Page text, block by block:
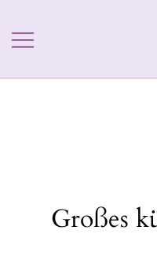
Inhalt
springen
Großes